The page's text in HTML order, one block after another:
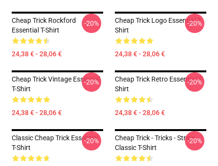
Cheap Trick Rockford
Essential T-Shirt
24,38 € - 28,06 €
-20%
Cheap Trick Logo Essential T-
Shirt
24,38 € - 28,06 €
-20%
Cheap Trick Vintage Essential
T-Shirt
24,38 € - 28,06 €
-20%
Cheap Trick Retro Essential T-
Shirt
24,38 € - 28,06 €
-20%
Classic Cheap Trick Essential
T-Shirt
-20%
Cheap Trick - Tricks - Stripe
Classic T-Shirt
-20%